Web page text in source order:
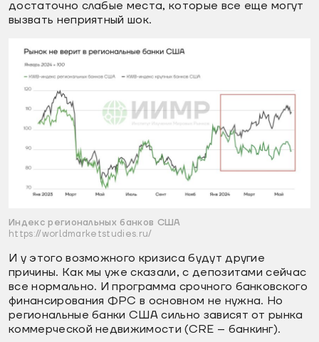
достаточно слабые места, которые все еще могут
вызвать неприятный шок.
Индекс региональных банков США
https://worldmarketstudies.ru/
И у этого возможного кризиса будут другие
причины. Как мы уже сказали, с депозитами сейчас
все нормально. И программа срочного банковского
финансирования ФРС в основном не нужна. Но
региональные банки США сильно зависят от рынка
коммерческой недвижимости (CRE – банкинг).